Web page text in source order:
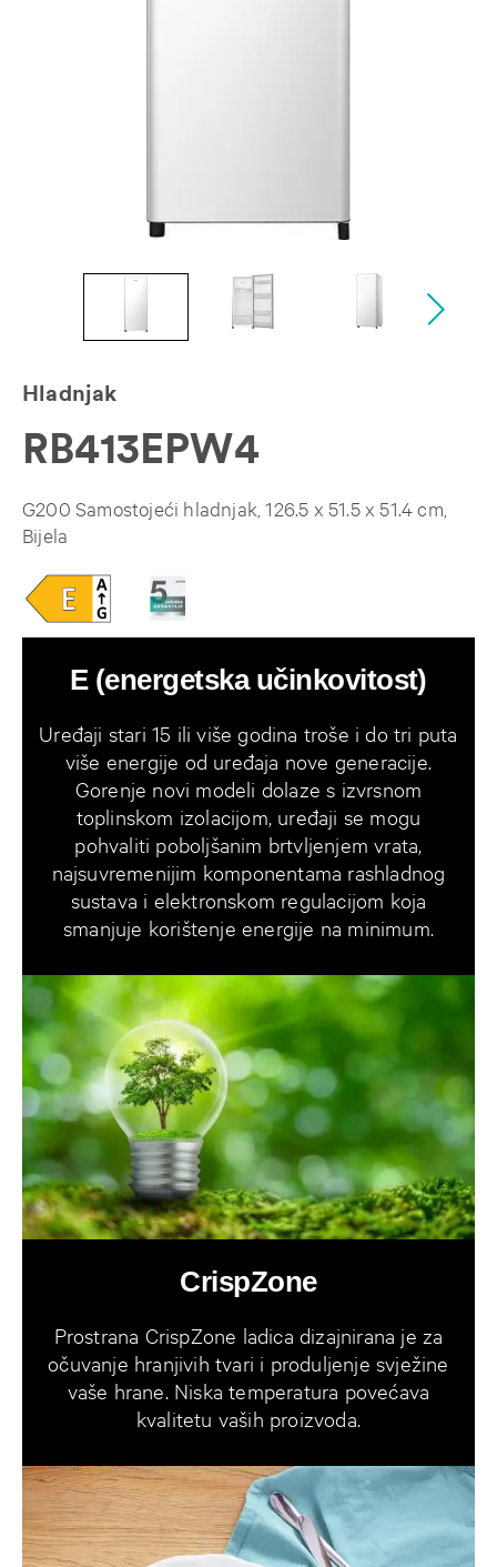
Hladnjak
RB413EPW4
G200 Samostojeći hladnjak, 126.5 x 51.5 x 51.4 cm,
Bijela
E (energetska učinkovitost)
Uređaji stari 15 ili više godina troše i do tri puta
više energije od uređaja nove generacije.
Gorenje novi modeli dolaze s izvrsnom
toplinskom izolacijom, uređaji se mogu
pohvaliti poboljšanim brtvljenjem vrata,
najsuvremenijim komponentama rashladnog
sustava i elektronskom regulacijom koja
smanjuje korištenje energije na minimum.
CrispZone
Prostrana CrispZone ladica dizajnirana je za
očuvanje hranjivih tvari i produljenje svježine
vaše hrane. Niska temperatura povećava
kvalitetu vaših proizvoda.